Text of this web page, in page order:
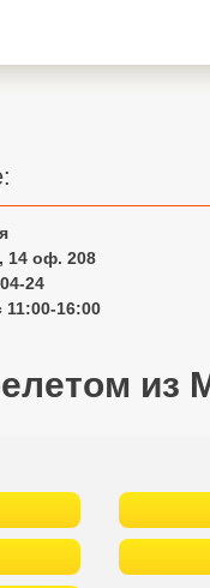
14 оф. 208
24
16:00
из